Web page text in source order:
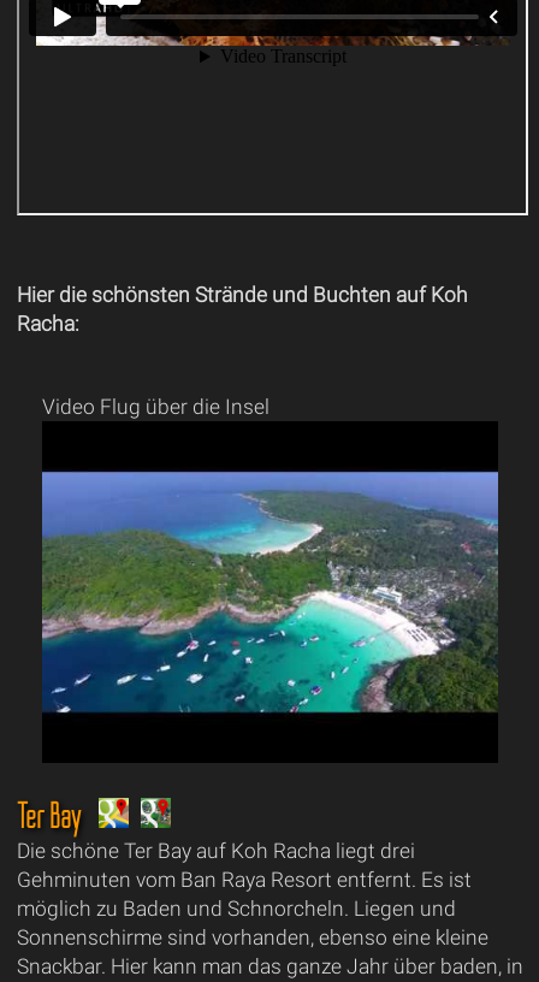
Hier die schönsten Strände und Buchten auf Koh
Racha:
Video Flug über die Insel
Ter Bay
Die schöne Ter Bay auf Koh Racha liegt drei
Gehminuten vom Ban Raya Resort entfernt. Es ist
möglich zu Baden und Schnorcheln. Liegen und
Sonnenschirme sind vorhanden, ebenso eine kleine
Snackbar. Hier kann man das ganze Jahr über baden, in